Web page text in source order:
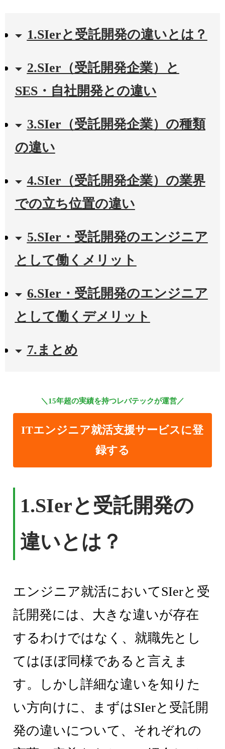
1.SIerと受託開発の違いとは？
2.SIer（受託開発企業）と
SES・自社開発との違い
3.SIer（受託開発企業）の種類
の違い
4.SIer（受託開発企業）の業界
での立ち位置の違い
5.SIer・受託開発のエンジニア
として働くメリット
6.SIer・受託開発のエンジニア
として働くデメリット
7.まとめ
＼15年超の実績を持つレバテックが運営／
ITエンジニア就活支援サービスに登
録する
1.SIerと受託開発の
違いとは？
エンジニア就活においてSIerと受
託開発には、大きな違いが存在
するわけではなく、就職先とし
てはほぼ同様であると言えま
す。しかし詳細な違いを知りた
い方向けに、まずはSIerと受託開
発の違いについて、それぞれの